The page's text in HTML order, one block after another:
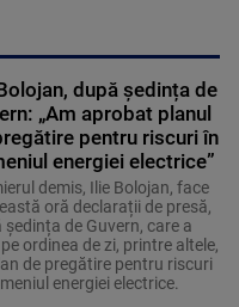
după ședința de
„Am aprobat planul
pentru riscuri în
energiei electrice”
demis, Ilie Bolojan, face
oră declarații de presă,
ședința de Guvern, care a
ordinea de zi, printre altele,
de pregătire pentru riscuri
energiei electrice.